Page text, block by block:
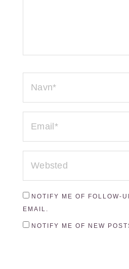
NOTIFY ME OF FOLLOW-
EMAIL.
NOTIFY ME OF NEW